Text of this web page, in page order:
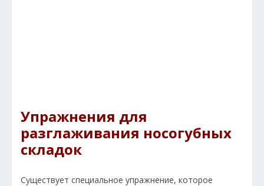
Упражнения для
разглаживания носогубных
складок
Существует специальное упражнение, которое